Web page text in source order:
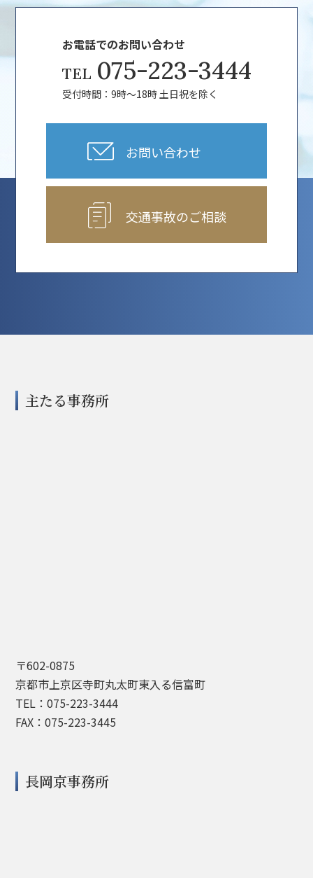
お電話でのお問い合わせ
TEL 075-223-3444
受付時間：9時～18時 土日祝を除く
お問い合わせ
交通事故のご相談
主たる事務所
〒602-0875
京都市上京区寺町丸太町東入る信富町
TEL：075-223-3444
FAX：075-223-3445
長岡京事務所